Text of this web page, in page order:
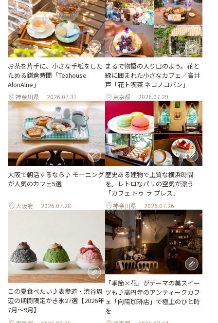
お茶を片手に、小さな手紙をした
ためる鎌倉時間「Teahouse
AlonAlne」
神奈川県 2026.07.31
まるで物語の入り口のよう。花と
緑に囲まれた小さなカフェ／高井
戸「花ト喫茶 ネコノコバン」
東京都 2026.07.29
大阪で朝活するなら♪ モーニング
が人気のカフェ5選
大阪府 2026.07.28
歴史ある建物で上質な横浜時間
を。レトロなパリの空気が漂う
「カフェ ドゥ ラ プレス」
神奈川県 2026.07.26
この夏食べたい♪表参道・渋谷周
辺の期間限定かき氷27選【2026年
7月～9月】
「季節×花」がテーマの美スイー
ツも♪高円寺のアンティークカフ
ェ「向陽珈琲店」で極上のひと時
を